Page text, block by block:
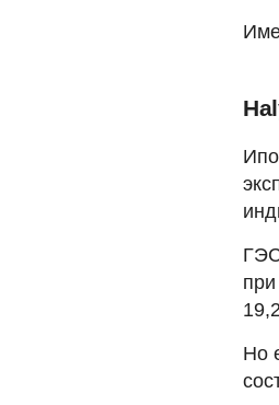
Но